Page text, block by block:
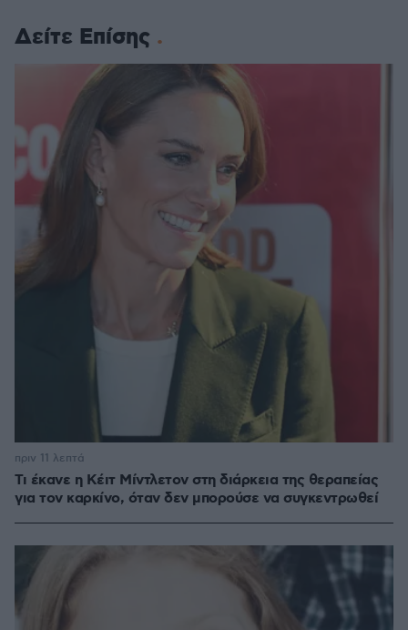
Δείτε Επίσης
Τι έκανε η Κέιτ Μίντλετον στη διάρκεια της θεραπείας
για τον καρκίνο, όταν δεν μπορούσε να συγκεντρωθεί
πριν 11 λεπτά